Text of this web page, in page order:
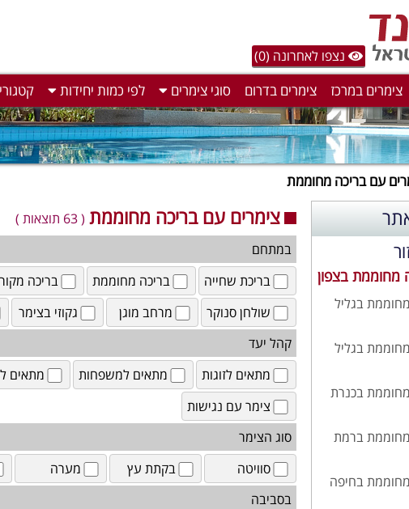
נצפו לאחרונה (0)
צימרים במרכז צימרים בדרום סוגי צימרים לפי כמות יחידות
עם בריכה מחוממת
מחוממת בצפון
בגליל
בגליל
בכנרת
ברמת
בחיפה
צימרים עם בריכה מחוממת ( 63 תוצאות )
במתחם
בריכת שחייה
בריכה מחוממת בריכה
שולחן סנוקר
מרחב מוגן גקוזי בצימר
קהל יעד
מתאים לזוגות
מתאים למשפחות מתאים
צימר עם נגישות
סוג הצימר
סוויטה
בקתת עץ מערה
בסביבה